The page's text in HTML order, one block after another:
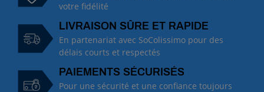
votre fidélité
LIVRAISON SÛRE ET RAPIDE
En partenariat avec SoColissimo pour des
délais courts et respectés
PAIEMENTS SÉCURISÉS
Pour une sécurité et une confiance toujours